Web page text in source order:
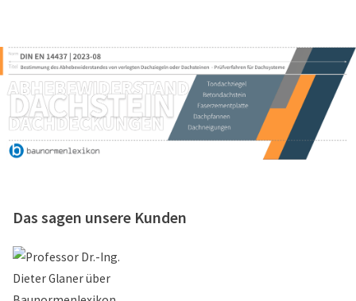
Das sagen unsere Kunden